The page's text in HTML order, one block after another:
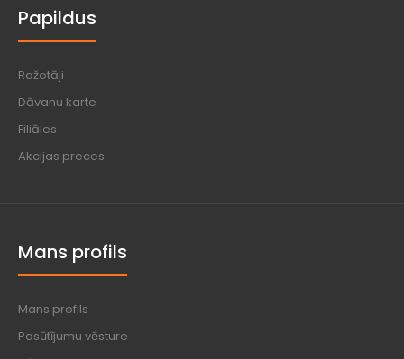
Papildus
Ražotāji
Dāvanu karte
Filiāles
Akcijas preces
Mans profils
Mans profils
Pasūtījumu vēsture